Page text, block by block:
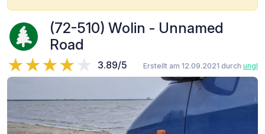
(72-510) Wolin - Unnamed
Road
3.89/5 Erstellt am 12.09.2021 durch ungl